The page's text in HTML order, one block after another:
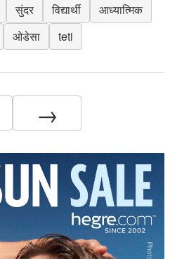
सुंदर विद्यार्थी
आध्यात्मिक
ओडेसा teti
→